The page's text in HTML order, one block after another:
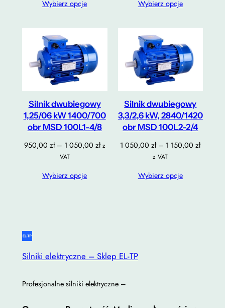
800,00 zł
Wybierz opcje
1
Wybierz opcje
Silnik dwubiegowy
1,25/06 kW 1400/700
obr MSD 100L1-4/8
950,00 zł – 1 050,00 złZakres
z
VAT
Wybierz opcje
Silnik dwubiegowy
3,3/2,6 kW, 2840/1420
obr MSD 100L2-2/4
1 050,00zł – 1 150,00złZakres
z VAT
Wybierz opcje
Silniki elektryczne – Sklep EL-TP
Profesjonalne silniki elektryczne –